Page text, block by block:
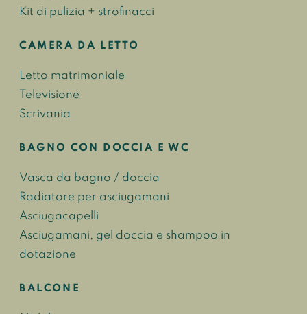
Kit di pulizia + strofinacci
CAMERA DA LETTO
Letto matrimoniale
Televisione
Scrivania
BAGNO CON DOCCIA E WC
Vasca da bagno / doccia
Radiatore per asciugamani
Asciugacapelli
Asciugamani, gel doccia e shampoo in
dotazione
BALCONE